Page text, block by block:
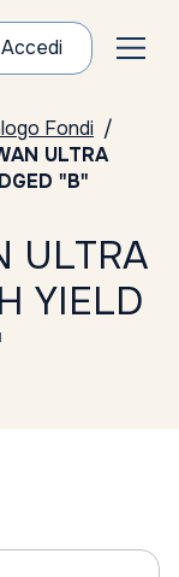
Accedi
Fondi
ULTRA
"B"
ULTRA
YIELD